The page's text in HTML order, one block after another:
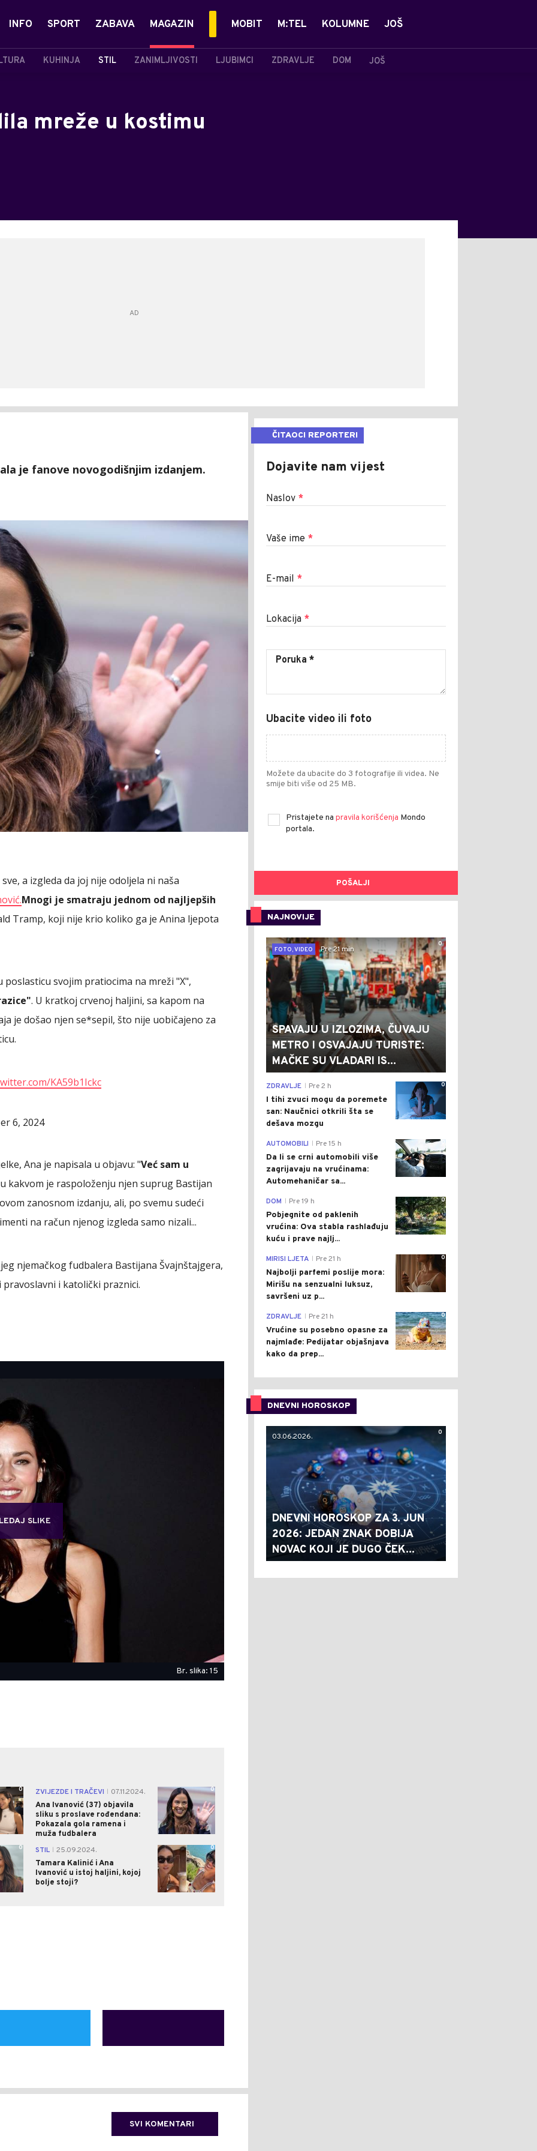
INFO SPORT ZABAVA MAGAZIN
KUHINJA STIL ZANIMLJIVOSTI LJUBIMCI ZDRAVLJE DOM JOŠ
MOBIT M:TEL KOLUMNE JOŠ
mreže u kostimu
je fanove novogodišnjim izdanjem.
a izgleda da joj nije odoljela ni naša
Mnogi je smatraju jednom od najljepših
Tramp, koji nije krio koliko ga je Anina ljepota
svojim pratiocima na mreži "X",
. U kratkoj crvenoj haljini, sa kapom na
je došao njen se*sepil, što nije uobičajeno za
KA59b1Ickc
6, 2024
Ana je napisala u objavu: "Već sam u
kakvom je raspoloženju njen suprug Bastijan
zanosnom izdanju, ali, po svemu sudeći
na račun njenog izgleda samo nizali...
njemačkog fudbalera Bastijana Švajnštajgera,
i katolički praznici.
SLIKE
Br. slika: 15
0 ZVIJEZDE I TRAČEVI
07.11.2024.
Ana Ivanović (37) objavila
sliku s proslave rođendana:
Pokazala gola ramena i
muža fudbalera
0
0 STIL
25.09.2024.
Tamara Kalinić i Ana
Ivanović u istoj haljini, kojoj
bolje stoji?
0
SVI KOMENTARI
ČITAOCI REPORTERI
Dojavite nam vijest
Naslov *
Vaše ime *
E-mail *
Lokacija *
Ubacite video ili foto
Možete da ubacite do 3 fotografije ili videa. Ne
smije biti više od 25 MB.
Pristajete na pravila korišćenja Mondo
portala.
POŠALJI
NAJNOVIJE
0
FOTO, VIDEO
Pre 21 min
SPAVAJU U IZLOZIMA, ČUVAJU
METRO I OSVAJAJU TURISTE:
MAČKE SU VLADARI IS...
0
ZDRAVLJE Pre 2 h
I tihi zvuci mogu da poremete
san: Naučnici otkrili šta se
dešava mozgu
0
AUTOMOBILI Pre 15 h
Da li se crni automobili više
zagrijavaju na vrućinama:
Automehaničar sa...
0
DOM Pre 19 h
Pobjegnite od paklenih
vrućina: Ova stabla rashlađuju
kuću i prave najlj...
0
MIRISI LJETA Pre 21 h
Najbolji parfemi poslije mora:
Mirišu na senzualni luksuz,
savršeni uz p...
0
ZDRAVLJE Pre 21 h
Vrućine su posebno opasne za
najmlađe: Pedijatar objašnjava
kako da prep...
DNEVNI HOROSKOP
0
03.06.2026.
DNEVNI HOROSKOP ZA 3. JUN
2026: JEDAN ZNAK DOBIJA
NOVAC KOJI JE DUGO ČEK...